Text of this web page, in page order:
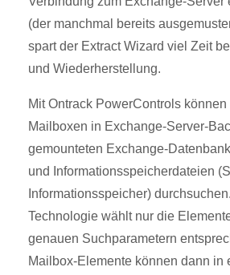
(der manchmal bereits
spart der Extract Wizard viel Zeit
und Wiederherstellung.
Mit Ontrack PowerControls
Mailboxen in Exchange-Server-
gemounteten Exchange-
und Informationsspeicherdateien
Informationsspeicher)
Technologie wählt nur die
genauen Suchparametern
Mailbox-Elemente können dann in